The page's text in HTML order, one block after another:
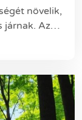
növelik,
járnak. Az…